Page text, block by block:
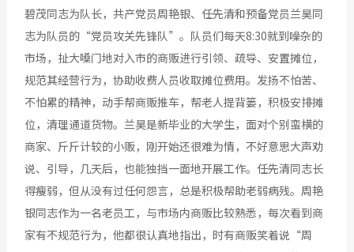
碧茂同志为队长，共产党员周艳银、任先清和预备党员兰昊同
志为队员的“党员攻关先锋队”。队员们每天8:30就到噪杂的
市场，扯大嗓门地对入市的商贩进行引领、疏导、安置摊位，
规范其经营行为，协助收费人员收取摊位费用。发扬不怕苦、
不怕累的精神，动手帮商贩推车，帮老人提背篓，积极安排摊
位，清理通道货物。兰昊是新毕业的大学生，面对个别蛮横的
商家、斤斤计较的小贩，刚开始还很难为情，不好意思大声劝
说、引导，几天后，也能独挡一面地开展工作。任先清同志长
得瘦弱，但从没有过任何怨言，总是积极帮助老弱病残。周艳
银同志作为一名老员工，与市场内商贩比较熟悉，每次看到商
家有不规范行为，他都很认真地指出，时有商贩笑着说“周